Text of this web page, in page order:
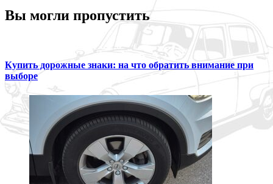
Вы могли пропустить
Купить дорожные знаки: на что обратить внимание при
выборе